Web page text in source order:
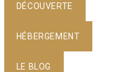
DÉCOUVERTE
HÉBERGEMENT
LE BLOG